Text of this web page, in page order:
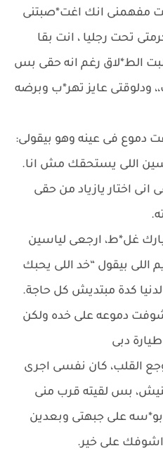
مفهمنى انك اغت*صبتنى
تحت رجليا ، انت بقا
الط*لاق رغم انه حقى بس
عايز تهر*ب وبرضه
فى عينه وهو بيقولى:
اللى يستحقك مش انا.
اختار يازياد من حقى
غل*ط، ارجعى لياسين
اللى بيقول “خد اللى يحبك
كدة مبتديش كل حاجة.
دموعه على خده ولكن
دبى
القلب، كان نفسى اجرى
بس لقيته قرب منى
على جبهتى وبعدين
على خير.